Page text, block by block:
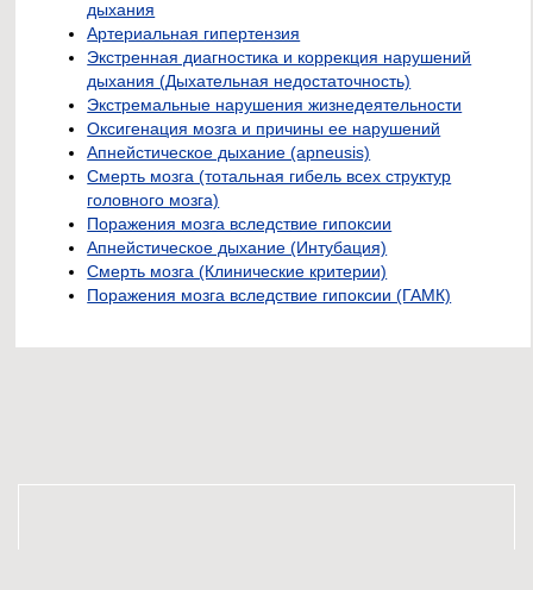
дыхания
Артериальная гипертензия
Экстренная диагностика и коррекция нарушений
дыхания (Дыхательная недостаточность)
Экстремальные нарушения жизнедеятельности
Оксигенация мозга и причины ее нарушений
Апнейстическое дыхание (apneusis)
Смерть мозга (тотальная гибель всех структур
головного мозга)
Поражения мозга вследствие гипоксии
Апнейстическое дыхание (Интубация)
Смерть мозга (Клинические критерии)
Поражения мозга вследствие гипоксии (ГАМК)